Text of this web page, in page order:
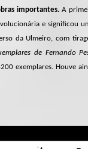
importantes. A
e significou
da Ulmeiro, com
de Fernando
exemplares. Houve